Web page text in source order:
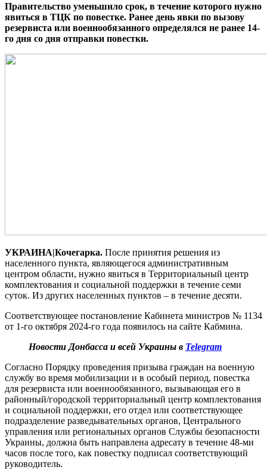
Правительство уменьшило срок, в течение которого нужно
явиться в ТЦК по повестке. Ранее день явки по вызову
резервиста или военнообязанного определялся не ранее 14-
го дня со дня отправки повестки.
УКРАИНА|Кочегарка. После принятия решения из
населенного пункта, являющегося административным
центром области, нужно явиться в Территориальный центр
комплектования и социальной поддержки в течение семи
суток. Из других населенных пунктов – в течение десяти.
Соответствующее постановление Кабинета министров № 1134
от 1-го октября 2024-го года появилось на сайте Кабмина.
Новости Донбасса и всей Украины в Telegram
Согласно Порядку проведения призыва граждан на военную
службу во время мобилизации и в особый период, повестка
для резервиста или военнообязанного, вызывающая его в
районный/городской территориальный центр комплектования
и социальной поддержки, его отдел или соответствующее
подразделение разведывательных органов, Центрального
управления или региональных органов Службы безопасности
Украины, должна быть направлена адресату в течение 48-ми
часов после того, как повестку подписал соответствующий
руководитель.